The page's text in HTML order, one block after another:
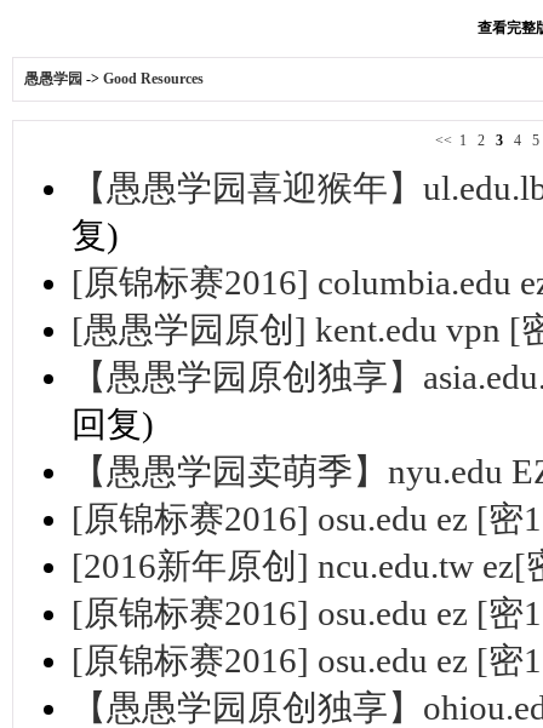
查看完整
愚愚学园 -> Good Resources
<< 1 2 3 4 5
【愚愚学园喜迎猴年】
复)
[原锦标赛2016] columbia.edu
[愚愚学园原创] kent.edu vpn [
【愚愚学园原创独享】
回复)
【愚愚学园卖萌季】nyu.edu
[原锦标赛2016] osu.edu ez [
[2016新年原创] ncu.edu.tw
[原锦标赛2016] osu.edu ez [
[原锦标赛2016] osu.edu ez [
【愚愚学园原创独享】